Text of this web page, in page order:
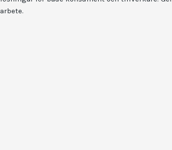
arbete.